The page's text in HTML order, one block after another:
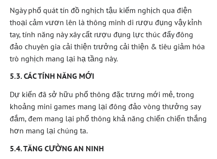
Ngày phổ quát tín đồ nghịch tậu kiếm nghịch qua điện
thoại cảm vươn lên là thông minh di rượu đụng vậy kỉnh
tay, tính năng này xây cất rượu đụng lực thúc đẩy đông
đảo chuyên gia cải thiện trưởng cải thiện & tiêu giảm hóa
trò nghịch mang lại hạ tầng này.
5.3. CÁC TÍNH NĂNG MỚI
Dự kiến đã sở hữu phổ thông đặc trưng mới mẻ, trong
khoảng mini games mang lại đông đảo vòng thưởng say
đắm, đem mang lại phổ thông khả năng chiến chiến thắng
hơn mang lại chúng ta.
5.4. TĂNG CƯỜNG AN NINH